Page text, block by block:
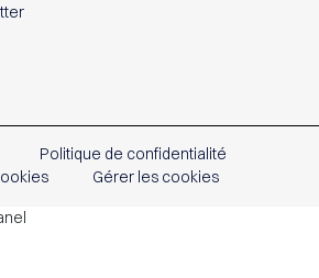
Politique de confidentialité
Gérer les cookies